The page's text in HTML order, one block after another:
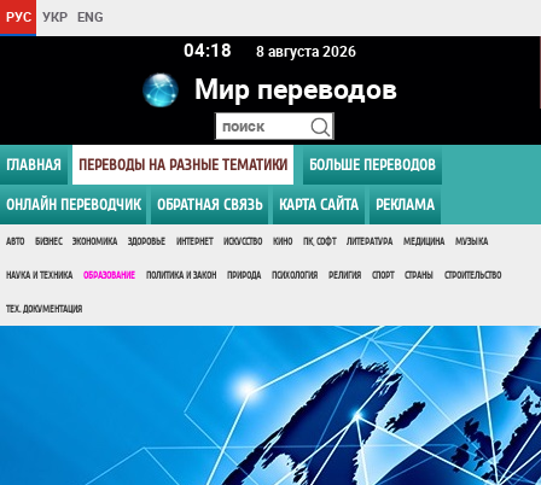
РУС УКР ENG
04:18 8 августа 2026
Мир переводов
ГЛАВНАЯ ПЕРЕВОДЫ НА РАЗНЫЕ ТЕМАТИКИ БОЛЬШЕ ПЕРЕВОДОВ
ОНЛАЙН ПЕРЕВОДЧИК ОБРАТНАЯ СВЯЗЬ КАРТА САЙТА РЕКЛАМА
АВТО БИЗНЕС ЭКОНОМИКА ЗДОРОВЬЕ ИНТЕРНЕТ ИСКУССТВО КИНО ПК, СОФТ ЛИТЕРАТУРА МЕДИЦИНА МУЗЫКА
НАУКА И ТЕХНИКА ОБРАЗОВАНИЕ ПОЛИТИКА И ЗАКОН ПРИРОДА ПСИХОЛОГИЯ РЕЛИГИЯ СПОРТ СТРАНЫ СТРОИТЕЛЬСТВО
ТЕХ. ДОКУМЕНТАЦИЯ